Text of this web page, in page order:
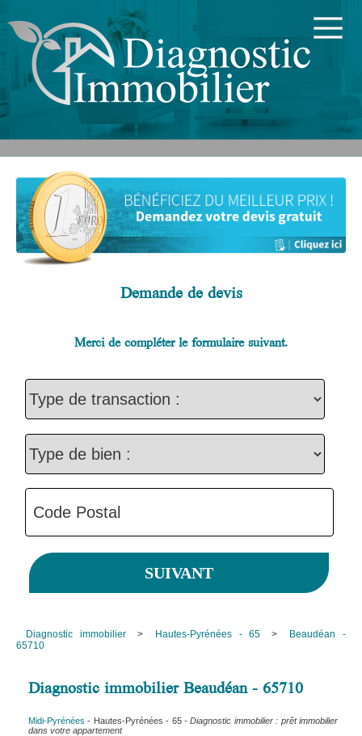
Demande de devis
Merci de compléter le formulaire suivant.
Diagnostic immobilier > Hautes-Pyrénées - 65 >
Beaudéan -
65710
Diagnostic immobilier Beaudéan - 65710
Midi-Pyrénées - Hautes-Pyrénées - 65 -Diagnostic immobilier : prêt immobilier
dans votre appartement